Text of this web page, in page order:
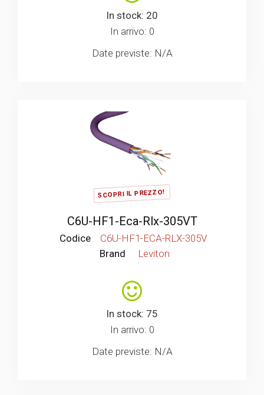
In stock: 20
In arrivo: 0
Date previste: N/A
SCOPRI IL PREZZO!
C6U-HF1-Eca-Rlx-305VT
Codice
C6U-HF1-ECA-RLX-305V
Brand
Leviton
In stock: 75
In arrivo: 0
Date previste: N/A